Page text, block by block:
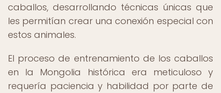
caballos, desarrollando técnicas únicas que
les permitían crear una conexión especial con
estos animales.
El proceso de entrenamiento de los caballos
en la Mongolia histórica era meticuloso y
requería paciencia y habilidad por parte de